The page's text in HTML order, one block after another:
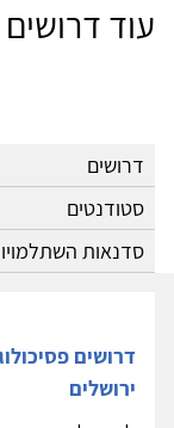
עוד
דרושים
ירושלים